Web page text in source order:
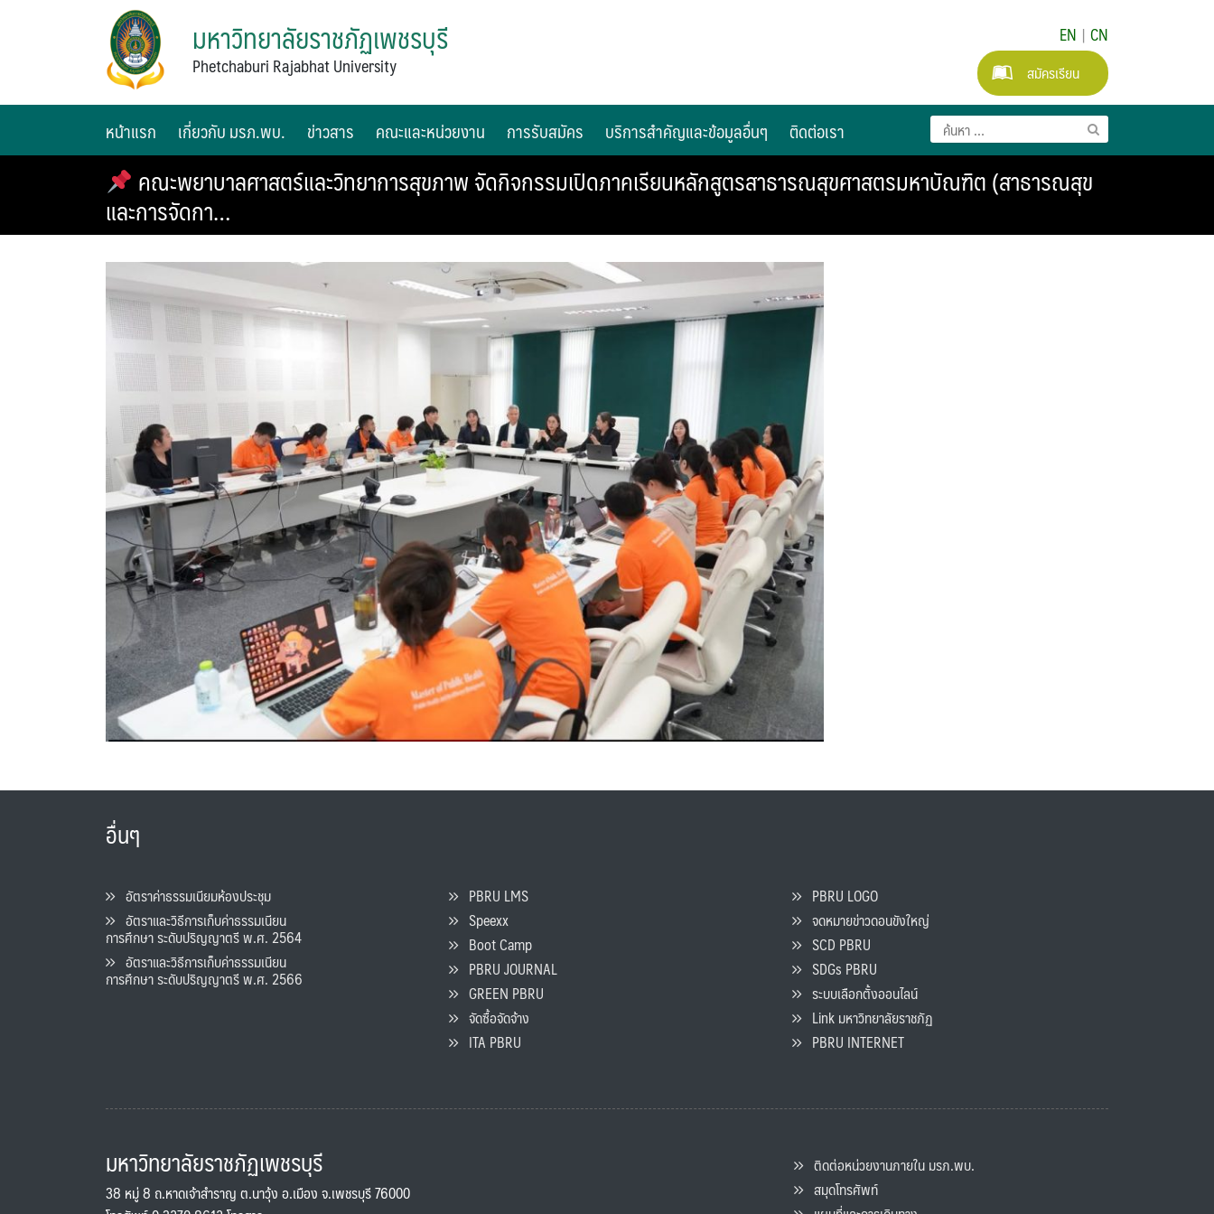
มหาวิทยาลัยราชภัฏเพชรบุรี
Phetchaburi Rajabhat University
EN | CN
สมัครเรียน
หน้าแรก เกี่ยวกับ มรภ.พบ. ข่าวสาร คณะและหน่วยงาน การรับสมัคร บริการสำคัญและข้อมูลอื่นๆ ติดต่อเรา
คณะพยาบาลศาสตร์และวิทยาการสุขภาพ จัดกิจกรรมเปิดภาคเรียนหลักสูตรสาธารณสุขศาสตรมหาบัณฑิต (สาธารณสุข
และการจัดกา…
อื่นๆ
อัตราค่าธรรมเนียมห้องประชุม
อัตราและวิธีการเก็บค่าธรรมเนียน
การศึกษา ระดับปริญญาตรี พ.ศ. 2564
อัตราและวิธีการเก็บค่าธรรมเนียน
การศึกษา ระดับปริญญาตรี พ.ศ. 2566
PBRU LMS
Speexx
Boot Camp
PBRU JOURNAL
GREEN PBRU
จัดซื้อจัดจ้าง
ITA PBRU
PBRU LOGO
จดหมายข่าวดอนขังใหญ่
SCD PBRU
SDGs PBRU
ระบบเลือกตั้งออนไลน์
Link มหาวิทยาลัยราชภัฏ
PBRU INTERNET
มหาวิทยาลัยราชภัฏเพชรบุรี
38 หมู่ 8 ถ.หาดเจ้าสำราญ ต.นาวุ้ง อ.เมือง จ.เพชรบุรี 76000
ติดต่อหน่วยงานภายใน มรภ.พบ.
สมุดโทรศัพท์